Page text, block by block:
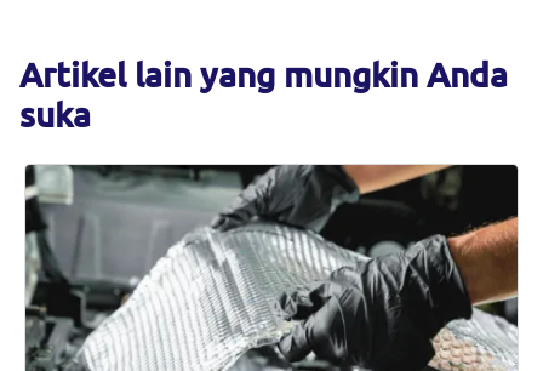
Artikel lain yang mungkin Anda
suka